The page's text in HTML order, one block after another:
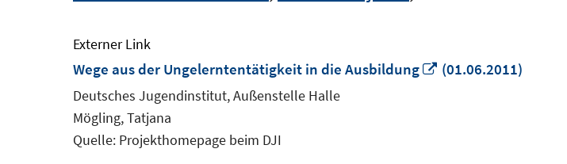
Externer Link
Wege aus der Ungelerntentätigkeit in die Ausbildung
In
(01.06.2011)
Deutsches Jugendinstitut, Außenstelle Halle
Mögling, Tatjana
Quelle: Projekthomepage beim DJI